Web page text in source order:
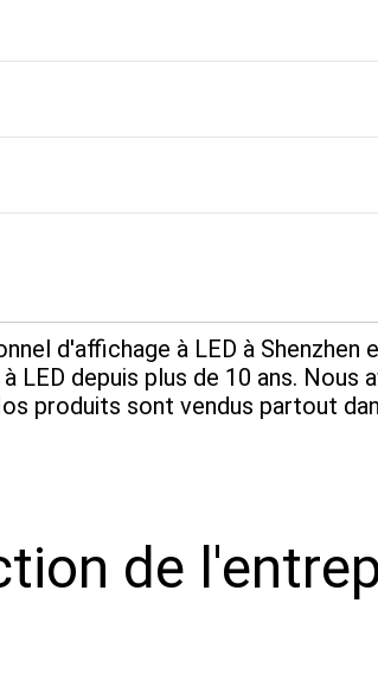
d'affichage à LED à Shenzhen
LED depuis plus de 10 ans. Nous
produits sont vendus partout
de